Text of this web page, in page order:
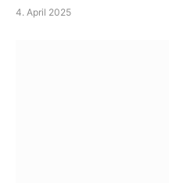
4. April 2025